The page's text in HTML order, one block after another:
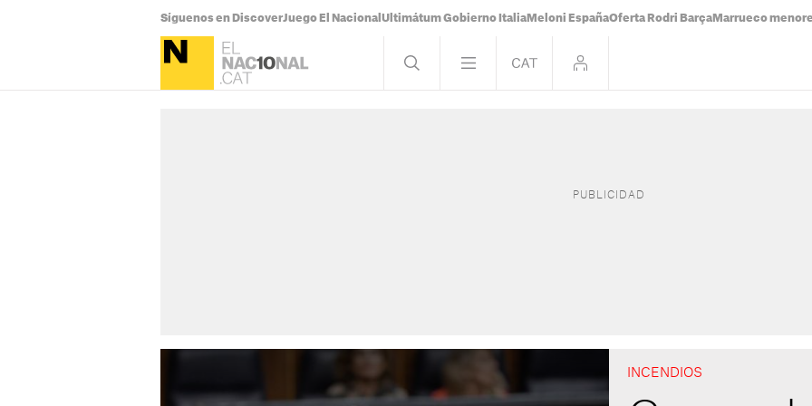
Síguenos en DiscoverJuego El Nacional Ultimátum Gobierno Italia Meloni EspañaOferta Rodri Barça Marrueco
INCENDIOS